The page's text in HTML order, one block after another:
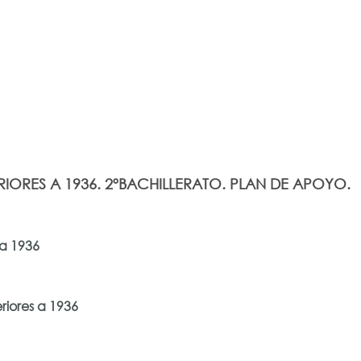
A 1936. 2ºBACHILLERATO. PLAN DE APOYO.
1936
a 1936